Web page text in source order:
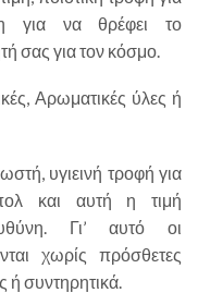
για να θρέφει το
σας για τον κόσμο.
Αρωματικές ύλες ή
υγιεινή τροφή για
και αυτή η τιμή
Γι’ αυτό οι
χωρίς πρόσθετες
ή συντηρητικά.